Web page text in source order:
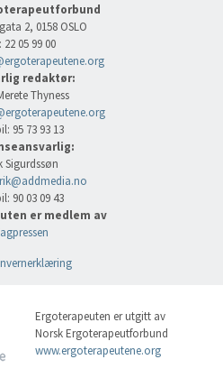
2, 0158 OSLO
22 05 99 00
redaktør:
Thyness
95 73 93 13
Sigurdssøn
90 03 09 43
er medlem av
Ergoterapeuten er utgitt av
Norsk Ergoterapeutforbund
www.ergoterapeutene.org